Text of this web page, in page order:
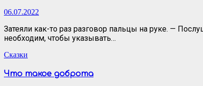
06.07.2022
Затеяли как-то раз разговор пальцы на руке. —
необходим, чтобы указывать…
Сказки
Что такое доброта